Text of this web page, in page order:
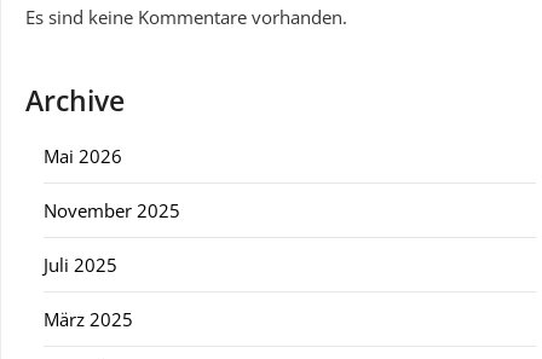
Es sind keine Kommentare vorhanden.
Archive
Mai 2026
November 2025
Juli 2025
März 2025